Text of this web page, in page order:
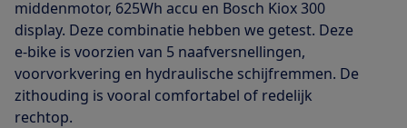
middenmotor, 625Wh accu en Bosch Kiox 300
display. Deze combinatie hebben we getest. Deze
e-bike is voorzien van 5 naafversnellingen,
voorvorkvering en hydraulische schijfremmen. De
zithouding is vooral comfortabel of redelijk
rechtop.